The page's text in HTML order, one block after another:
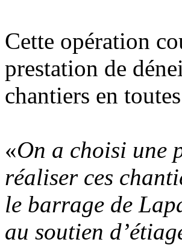
Cette opération
prestation de
chantiers en
«On a choisi une
réaliser ces
le barrage de
au soutien